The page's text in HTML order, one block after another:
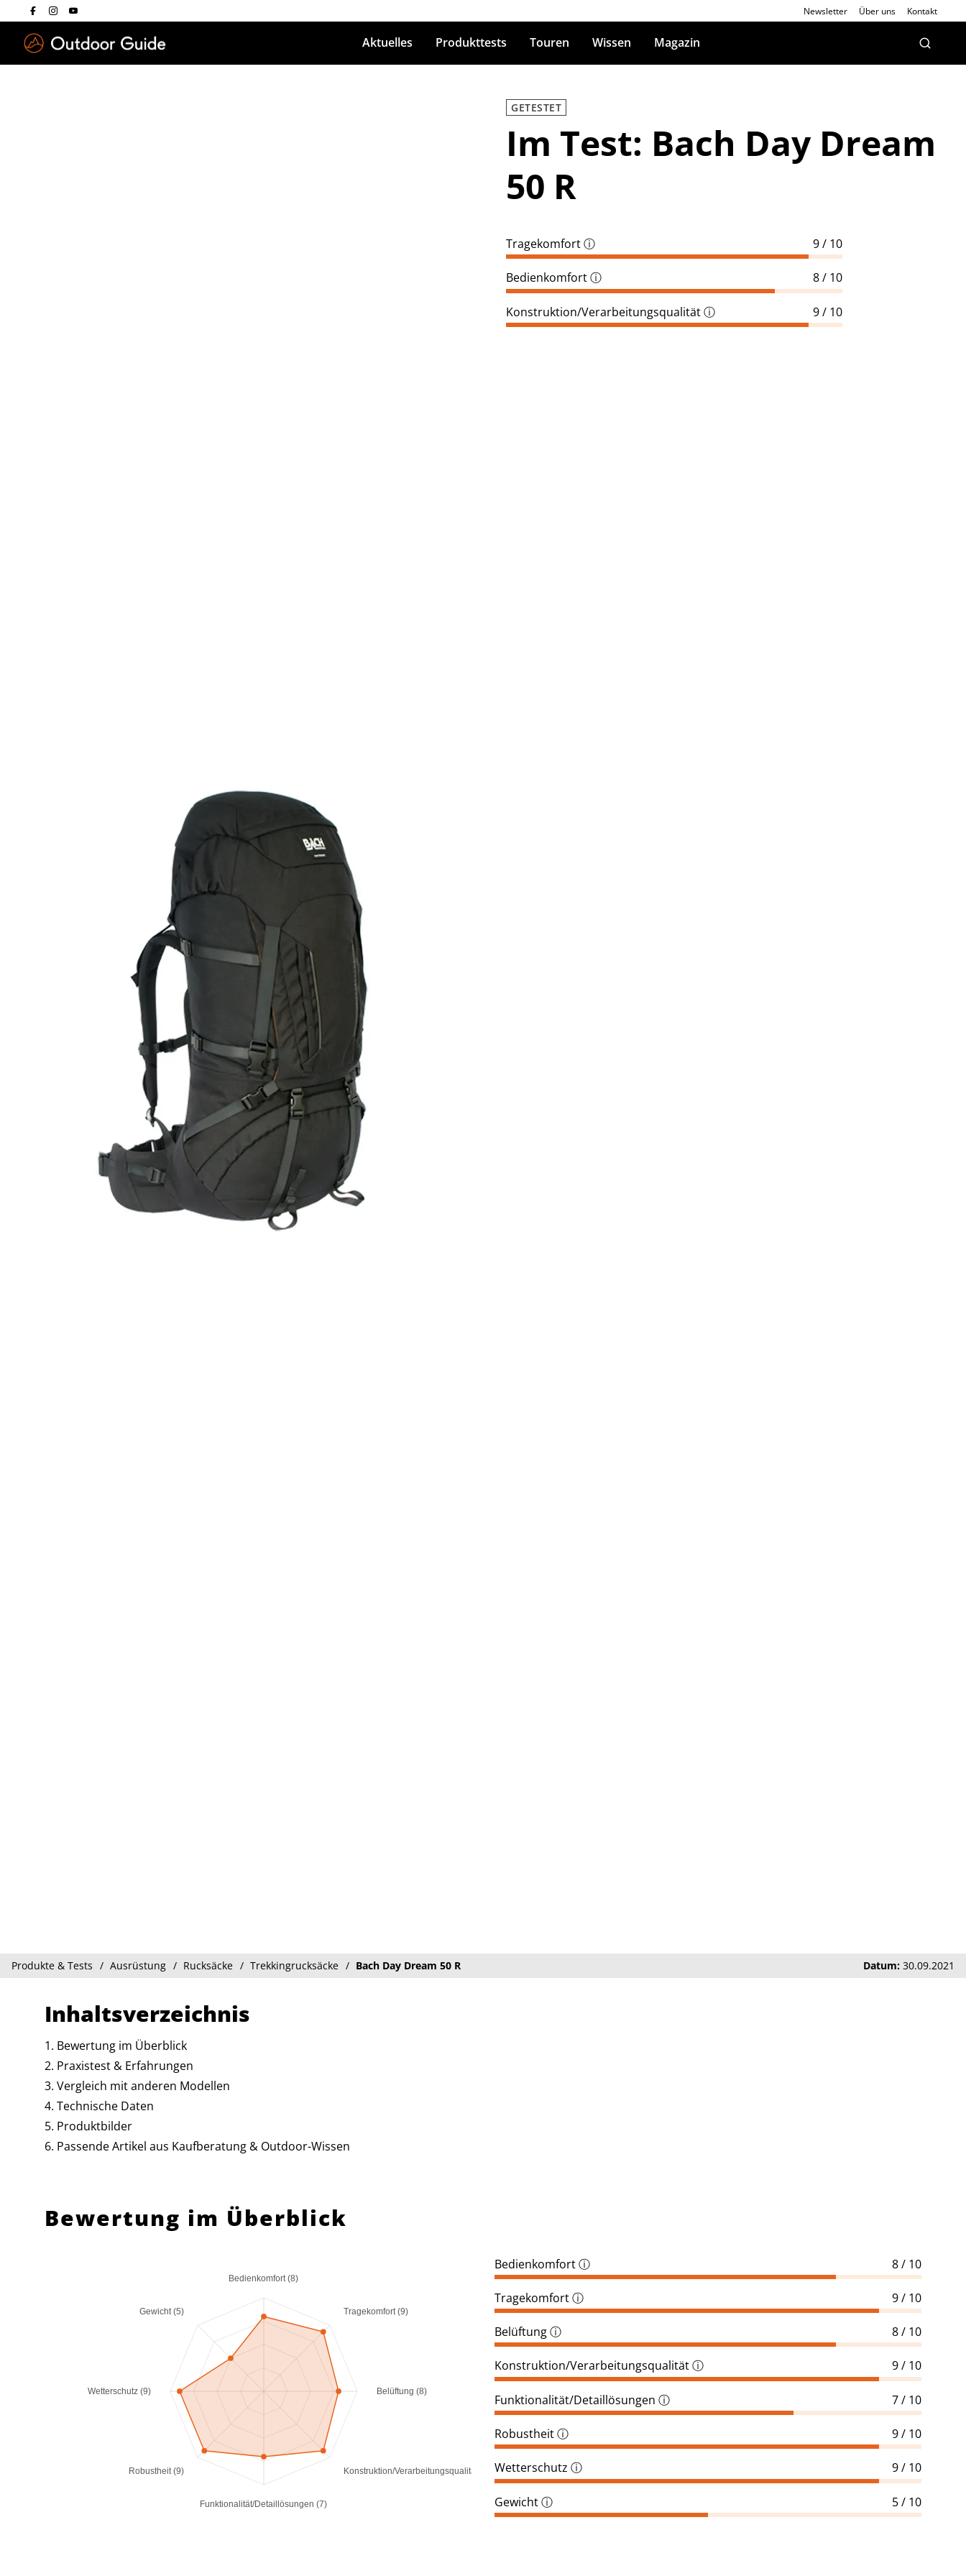
Newsletter Über uns Kontakt
Aktuelles Produkttests Touren Wissen Magazin
GETESTET
Im Test: Bach Day Dream
50 R
Tragekomfortⓘ 9 / 10
Bedienkomfortⓘ 8 / 10
Konstruktion/Verarbeitungsqualitätⓘ 9 / 10
Produkte & Tests Ausrüstung Rucksäcke Trekkingrucksäcke Bach Day Dream 50 R Datum: 30.09.2021
Inhaltsverzeichnis
Bewertung im Überblick
Praxistest & Erfahrungen
Vergleich mit anderen Modellen
Technische Daten
Produktbilder
Passende Artikel aus Kaufberatung & Outdoor-Wissen
Bewertung im Überblick
Bedienkomfort (8)
Tragekomfort (9)
Belüftung (8)
Konstruktion/Verarbeitungsqualität (9)
Funktionalität/Detaillösungen (7)
Robustheit (9)
Wetterschutz (9)
Gewicht (5)
Bedienkomfortⓘ 8 / 10
Tragekomfortⓘ 9 / 10
Belüftungⓘ 8 / 10
Konstruktion/Verarbeitungsqualitätⓘ 9 / 10
Funktionalität/Detaillösungen ⓘ 7 / 10
Robustheitⓘ 9 / 10
Wetterschutz ⓘ 9 / 10
Gewichtⓘ 5 / 10